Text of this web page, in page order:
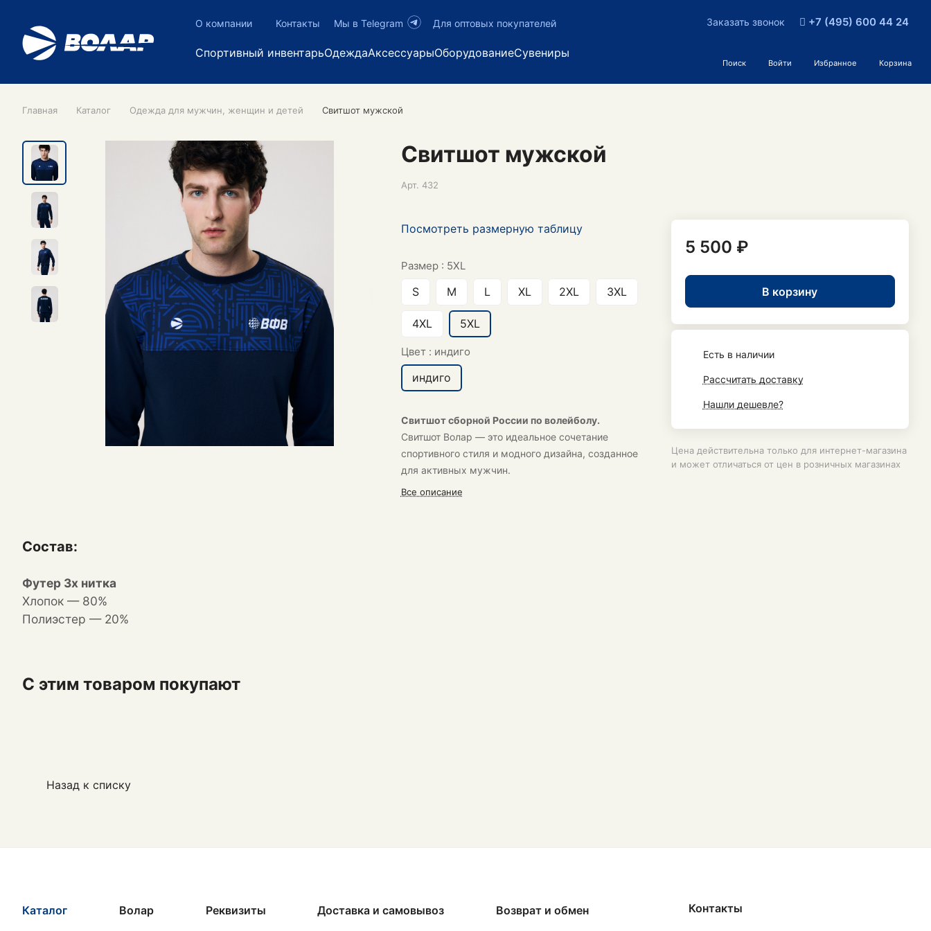
О компании Контакты Мы в Telegram Для оптовых покупателей
Спортивный инвентарьОдеждаАксессуарыОборудованиеСувениры
Заказать звонок +7 (495) 600 44 24
Поиск Войти Избранное Корзина
Главная Каталог Одежда для мужчин, женщин и детей Свитшот мужской
Свитшот мужской
Арт. 432
Посмотреть размерную таблицу
Размер : 5XL
S M L XL 2XL 3XL
4XL 5XL
Цвет : индиго
индиго
Свитшот сборной России по волейболу.
Свитшот Волар — это идеальное сочетание
спортивного стиля и модного дизайна, созданное
для активных мужчин.
Все описание
5 500 ₽
В корзину
Есть в наличии
Рассчитать доставку
Нашли дешевле?
Цена действительна только для интернет-магазина
и может отличаться от цен в розничных магазинах
Состав:
Футер 3х нитка
Хлопок — 80%
Полиэстер — 20%
С этим товаром покупают
Назад к списку
Каталог Волар Реквизиты Доставка и самовывоз Возврат и обмен Контакты